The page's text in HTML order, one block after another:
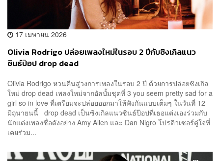
17 เมษายน 2026
Olivia Rodrigo ปล่อยเพลงใหม่ในรอบ 2 ปีกับซิงเกิลแนว
ซินธ์ป๊อป drop dead
Olivia Rodrigo หวนคืนสู่วงการเพลงในรอบ 2 ปี ด้วยการปล่อยซิงเกิล
ใหม่ drop dead เพลงใหม่จากอัลบั้มชุดที่ 3 you seem pretty sad for a
girl so in love ที่เตรียมจะปล่อยออกมาให้ฟังกันแบบเต็มๆ ในวันที่ 12
มิถุนายนนี้ drop dead เป็นซิงเกิลแนวซินธ์ป๊อปที่เธอแต่งเองร่วมกับ
นักแต่งเพลงชื่อดังอย่าง Amy Allen และ Dan Nigro โปรดิวเซอร์คู่ใจที่
เคยร่วม...